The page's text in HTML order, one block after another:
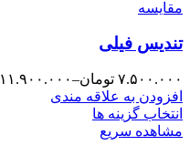
مقایسه
تندیس فیلی
۷.۵۰۰.۰۰۰ تومان–۱۱.۹۰۰.۰۰۰
افزودن به علاقه مندی
انتخاب گزینه ها
مشاهده سریع